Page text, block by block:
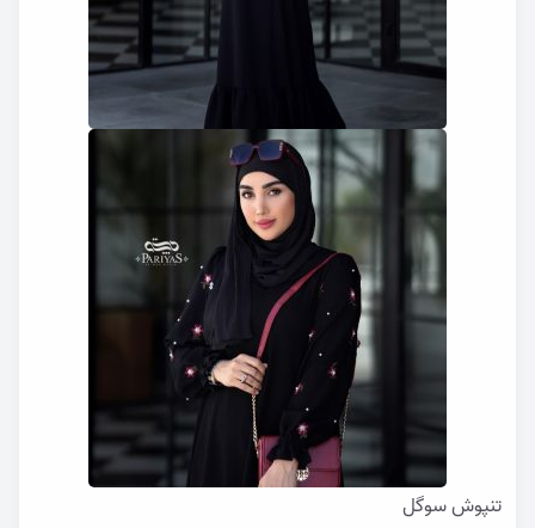
تنپوش سوگل